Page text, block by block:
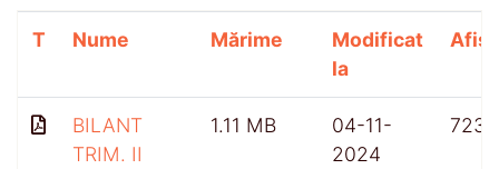
T Nume Mărime
Modificat
la
BILANT
TRIM. II
1.11 MB
04-11-
2024
723